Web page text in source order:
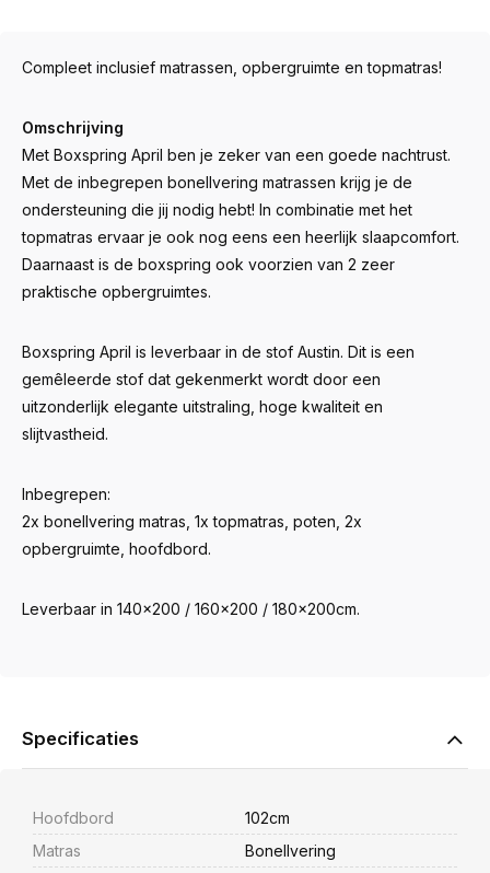
Compleet inclusief matrassen, opbergruimte en topmatras!
Omschrijving
Met Boxspring April ben je zeker van een goede nachtrust.
Met de inbegrepen bonellvering matrassen krijg je de
ondersteuning die jij nodig hebt! In combinatie met het
topmatras ervaar je ook nog eens een heerlijk slaapcomfort.
Daarnaast is de boxspring ook voorzien van 2 zeer
praktische opbergruimtes.
Boxspring April is leverbaar in de stof Austin. Dit is een
gemêleerde stof dat gekenmerkt wordt door een
uitzonderlijk elegante uitstraling, hoge kwaliteit en
slijtvastheid.
Inbegrepen:
2x bonellvering matras, 1x topmatras, poten, 2x
opbergruimte, hoofdbord.
Leverbaar in 140x200 / 160x200 / 180x200cm.
Specificaties
Hoofdbord
102cm
Matras
Bonellvering